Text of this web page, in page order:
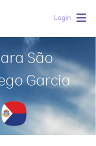
Login
São
Garcia